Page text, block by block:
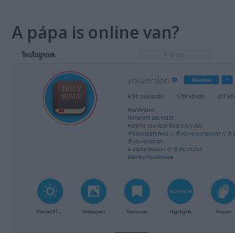
A pápa is online van?